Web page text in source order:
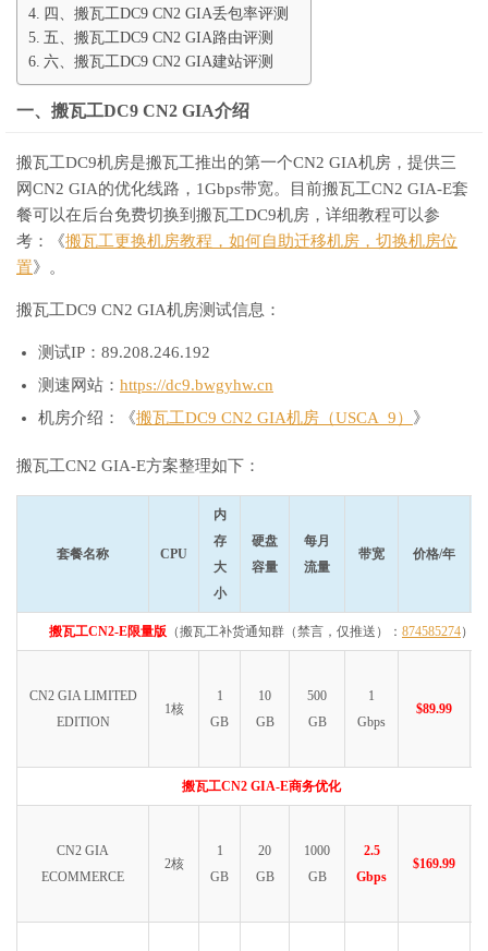
四、搬瓦工DC9 CN2 GIA丢包率评测
五、搬瓦工DC9 CN2 GIA路由评测
六、搬瓦工DC9 CN2 GIA建站评测
一、搬瓦工DC9 CN2 GIA介绍
搬瓦工DC9机房是搬瓦工推出的第一个CN2 GIA机房，提供三
网CN2 GIA的优化线路，1Gbps带宽。目前搬瓦工CN2 GIA-E套
餐可以在后台免费切换到搬瓦工DC9机房，详细教程可以参
考：《搬瓦工更换机房教程，如何自助迁移机房，切换机房位
置》。
搬瓦工DC9 CN2 GIA机房测试信息：
测试IP：89.208.246.192
测速网站： https://dc9.bwgyhw.cn
机房介绍：《搬瓦工DC9 CN2 GIA机房（USCA_9） 》
搬瓦工CN2 GIA-E方案整理如下：
套餐名称 CPU
内
存
大
小
硬盘
容量
每月
流量
带宽 价格/年
搬瓦工CN2-E限量版 （搬瓦工补货通知群（禁言，仅推送）： 874585274）
CN2 GIA LIMITED
EDITION
1核
1
GB
10
GB
500
GB
1
Gbps
$89.99
搬瓦工CN2 GIA-E商务优化
CN2 GIA
ECOMMERCE
2核
1
GB
20
GB
1000
GB
2.5
Gbps
$169.99